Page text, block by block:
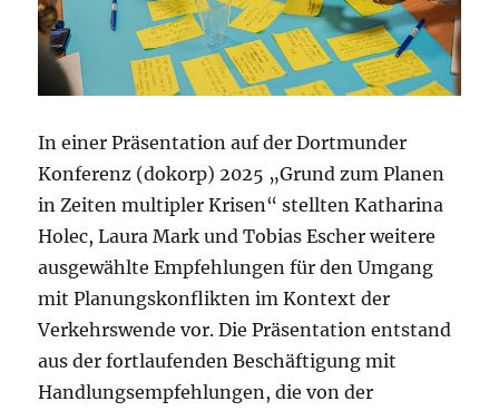
In einer Präsentation auf der Dortmunder
Konferenz (dokorp) 2025 „Grund zum Planen
in Zeiten multipler Krisen“ stellten Katharina
Holec, Laura Mark und Tobias Escher weitere
ausgewählte Empfehlungen für den Umgang
mit Planungskonflikten im Kontext der
Verkehrswende vor. Die Präsentation entstand
aus der fortlaufenden Beschäftigung mit
Handlungsempfehlungen, die von der